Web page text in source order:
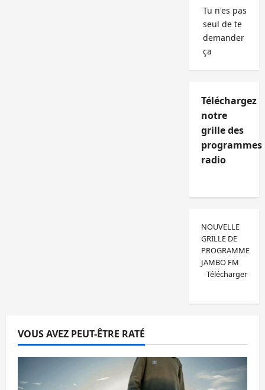
Tu n'es pas
seul de te
demander
ça
Téléchargez
notre
grille des
programmes
radio
NOUVELLE
GRILLE DE
PROGRAMME
JAMBO FM
Télécharger
VOUS AVEZ PEUT-ÊTRE RATÉ